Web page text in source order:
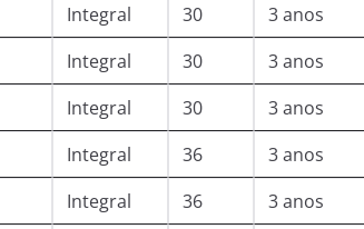
Integral 30
3 anos
Integral 30
3 anos
Integral 30
3 anos
Integral 36
3 anos
Integral 36
3 anos